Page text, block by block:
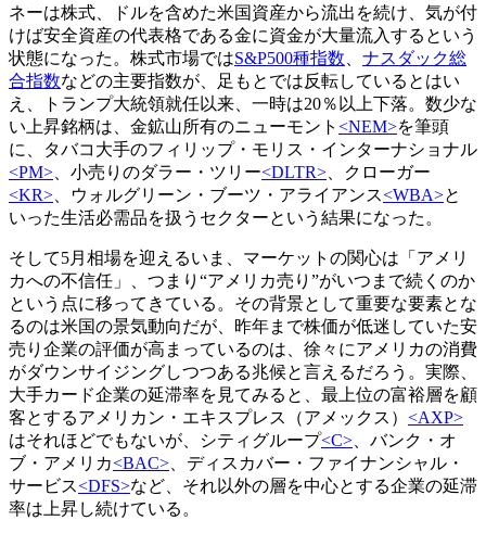
ネーは株式、ドルを含めた米国資産から流出を続け、気が付
けば安全資産の代表格である金に資金が大量流入するという
状態になった。株式市場ではS&P500種指数
ナスダック総
合指数などの主要指数が、足もとでは反転しているとはい
え、トランプ大統領就任以来、一時は20％以上下落。数少な
い上昇銘柄は、金鉱山所有のニューモント <NEM>を筆頭
に、タバコ大手のフィリップ・モリス・インターナショナル
<PM> 、小売りのダラー・ツリー<DLTR> 、クローガー
<KR> 、ウォルグリーン・ブーツ・アライアンス<WBA>と
いった生活必需品を扱うセクターという結果になった。
そして5月相場を迎えるいま、マーケットの関心は「アメリ
カへの不信任」、つまり“アメリカ売り”がいつまで続くのか
という点に移ってきている。その背景として重要な要素とな
るのは米国の景気動向だが、昨年まで株価が低迷していた安
売り企業の評価が高まっているのは、徐々にアメリカの消費
がダウンサイジングしつつある兆候と言えるだろう。実際、
大手カード企業の延滞率を見てみると、最上位の富裕層を顧
客とするアメリカン・エキスプレス（アメックス） <AXP>
はそれほどでもないが、シティグループ<C> 、バンク・オ
ブ・アメリカ<BAC> 、ディスカバー・ファイナンシャル・
サービス<DFS>など、それ以外の層を中心とする企業の延滞
率は上昇し続けている。